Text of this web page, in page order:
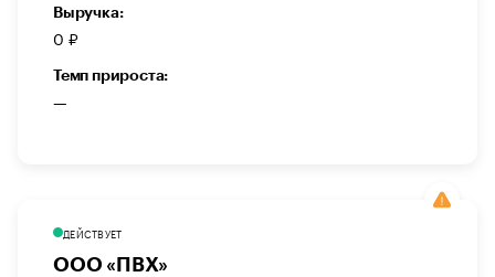
Выручка:
0 ₽
Темп прироста:
—
ДЕЙСТВУЕТ
ООО «ПВХ»